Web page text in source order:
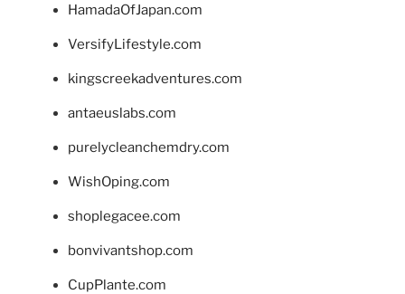
HamadaOfJapan.com
VersifyLifestyle.com
kingscreekadventures.com
antaeuslabs.com
purelycleanchemdry.com
WishOping.com
shoplegacee.com
bonvivantshop.com
CupPlante.com